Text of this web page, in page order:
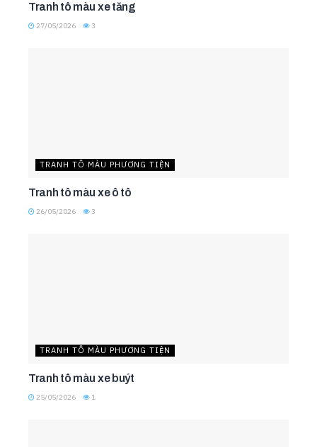
Tranh tô màu xe tăng
27/05/2026 3
TRANH TÔ MÀU PHƯƠNG TIỆN
Tranh tô màu xe ô tô
26/05/2026 3
TRANH TÔ MÀU PHƯƠNG TIỆN
Tranh tô màu xe buýt
25/05/2026 1